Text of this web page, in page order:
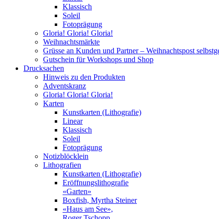
Klassisch
Soleil
Fotoprägung
Gloria! Gloria! Gloria!
Weihnachtsmärkte
Grüsse an Kunden und Partner – Weihnachtspost
Gutschein für Workshops und Shop
Drucksachen
Hinweis zu den Produkten
Adventskranz
Gloria! Gloria! Gloria!
Karten
Kunstkarten (Lithografie)
Linear
Klassisch
Soleil
Fotoprägung
Notizblöcklein
Lithografien
Kunstkarten (Lithografie)
Eröffnungslithografie
«Garten»
Boxfish, Myrtha Steiner
«Haus am See»,